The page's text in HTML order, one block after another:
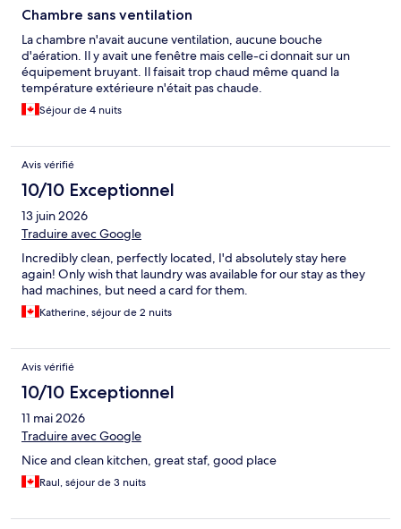
Chambre sans ventilation
La chambre n'avait aucune ventilation, aucune bouche
d'aération. Il y avait une fenêtre mais celle-ci donnait sur un
équipement bruyant. Il faisait trop chaud même quand la
température extérieure n'était pas chaude.
Séjour de 4 nuits
Avis vérifié
10/10 Exceptionnel
13 juin 2026
Traduire avec Google
Incredibly clean, perfectly located, I'd absolutely stay here
again! Only wish that laundry was available for our stay as they
had machines, but need a card for them.
Katherine, séjour de 2 nuits
Avis vérifié
10/10 Exceptionnel
11 mai 2026
Traduire avec Google
Nice and clean kitchen, great staf, good place
Raul, séjour de 3 nuits